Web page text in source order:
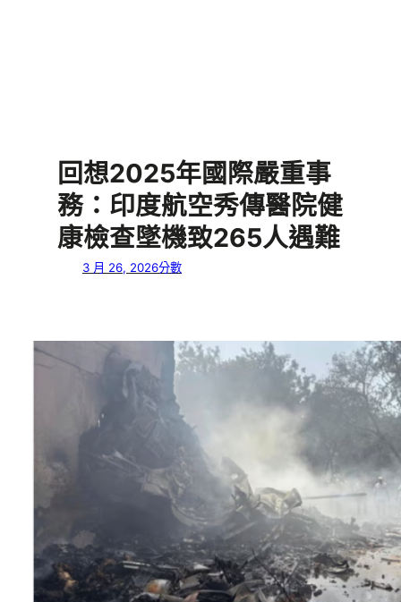
回想2025年國際嚴重事
務：印度航空秀傳醫院健
康檢查墜機致265人遇難
3 月 26, 2026分數